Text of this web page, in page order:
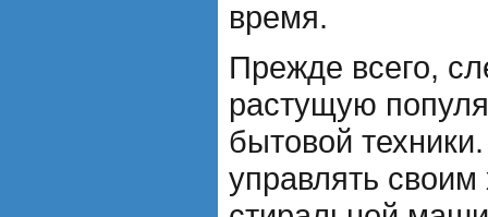
время.
Прежде всего,
растущую
бытовой
управлять